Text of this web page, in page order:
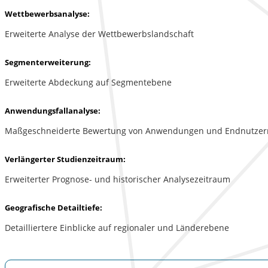
Wettbewerbsanalyse:
Erweiterte Analyse der Wettbewerbslandschaft
Segmenterweiterung:
Erweiterte Abdeckung auf Segmentebene
Anwendungsfallanalyse:
Maßgeschneiderte Bewertung von Anwendungen und
Verlängerter Studienzeitraum:
Erweiterter Prognose- und historischer Analysezeitraum
Geografische Detailtiefe:
Detailliertere Einblicke auf regionaler und Länderebene